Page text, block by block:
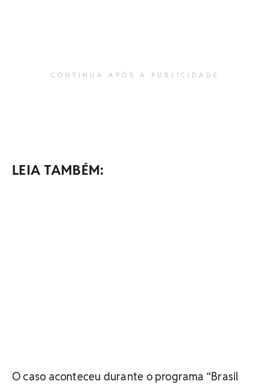
CONTINUA APÓS A PUBLICIDADE
LEIA TAMBÉM:
O caso aconteceu durante o programa “Brasil